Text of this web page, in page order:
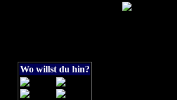
Wo willst du hin?